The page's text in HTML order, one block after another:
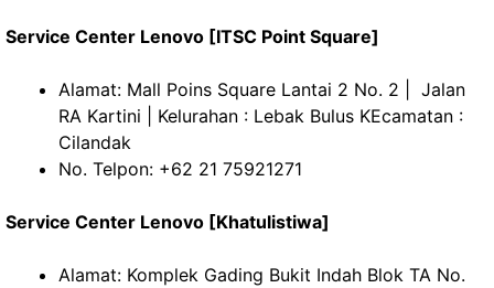
Service Center Lenovo [ITSC Point Square]
Alamat: Mall Poins Square Lantai 2 No. 2 | Jalan
RA Kartini | Kelurahan : Lebak Bulus KEcamatan :
Cilandak
No. Telpon: +62 21 75921271
Service Center Lenovo [Khatulistiwa]
Alamat: Komplek Gading Bukit Indah Blok TA No.